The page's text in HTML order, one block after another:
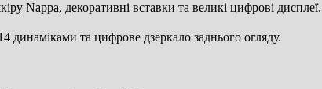
Nappa, декоративні вставки та великі цифрові дисплеї.
динаміками та цифрове дзеркало заднього огляду.